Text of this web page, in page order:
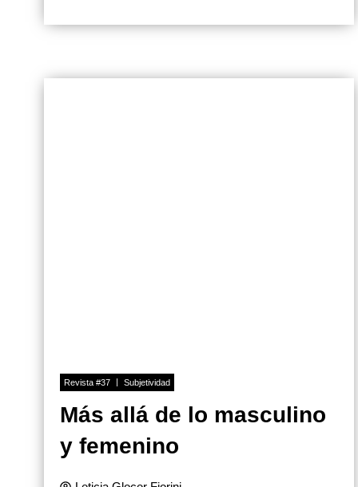
Revista #37 Subjetividad
Más allá de lo masculino
y femenino